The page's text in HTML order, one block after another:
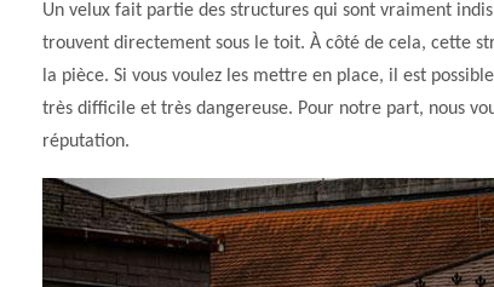
Un velux fait partie des structures qui sont vraiment
trouvent directement sous le toit. À côté de cela, cette
la pièce. Si vous voulez les mettre en place, il est
très difficile et très dangereuse. Pour notre part, nous
réputation.